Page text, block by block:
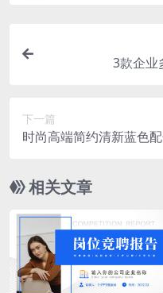
3款企业
下一篇
时尚高端简约清新蓝色
相关文章